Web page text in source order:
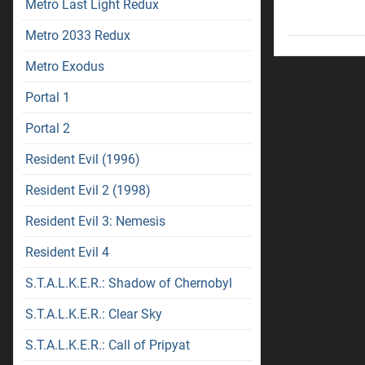
Metro Last Light Redux
Metro 2033 Redux
Metro Exodus
Portal 1
Portal 2
Resident Evil (1996)
Resident Evil 2 (1998)
Resident Evil 3: Nemesis
Resident Evil 4
S.T.A.L.K.E.R.: Shadow of Chernobyl
S.T.A.L.K.E.R.: Clear Sky
S.T.A.L.K.E.R.: Call of Pripyat